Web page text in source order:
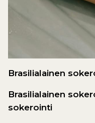
Brasilialainen
Brasilialainen
sokerointi